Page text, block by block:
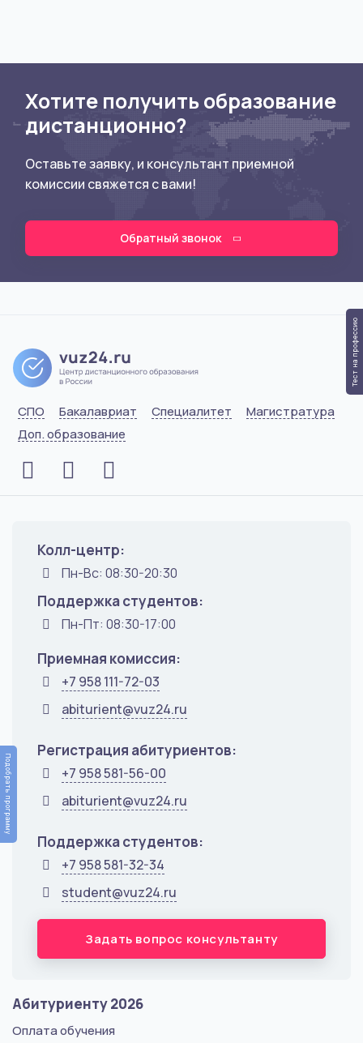
Хотите получить образование
дистанционно?
Оставьте заявку, и консультант приемной
комиссии свяжется с вами!
Обратный звонок
СПО Бакалавриат Специалитет
Магистратура
Доп. образование
Колл-центр:
Пн-Вс: 08:30-20:30
Поддержка студентов:
Пн-Пт: 08:30-17:00
Приемная комиссия:
+7 958 111-72-03
abiturient@vuz24.ru
Регистрация абитуриентов:
+7 958 581-56-00
abiturient@vuz24.ru
Поддержка студентов:
+7 958 581-32-34
student@vuz24.ru
Задать вопрос консультанту
Абитуриенту 2026
Оплата обучения
Подобрать программу
Тест на профессию